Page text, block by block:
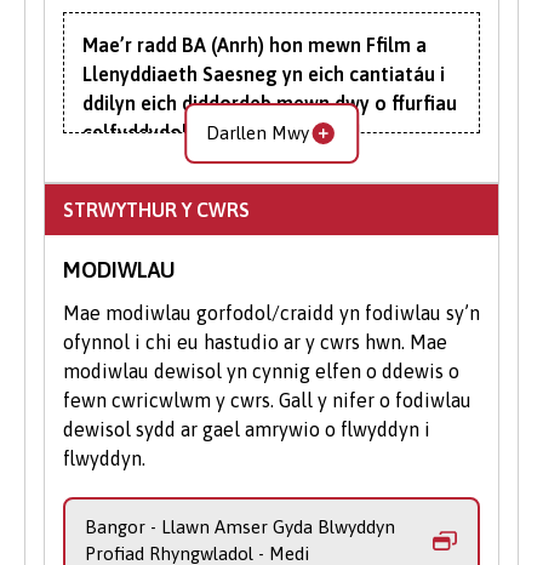
helpu.
Gwnewch Gais Ar-lein: Cyflwynwch
eich cais trwy ein porth ar-lein gan na
allwch wneud cais trwy UCAS i
astudio'n rhan amser.
Mae’r radd BA (Anrh) hon mewn Ffilm a
Llenyddiaeth Saesneg yn eich cantiatáu i
ddilyn eich diddordeb mewn dwy o ffurfiau
celfyddydol mwyaf poblogaidd
cymdeithas.
Cewch eich ysbrydoli gan y ffyrdd pwerus y
meddyliau, teimladau, emosiynau, a
chymdeithas yn gyffredinol. Yn ganolog i'r
radd drawsddisgyblaethol hon mae
datblygu eich dealltwriaeth a'ch
ymwybyddiaeth o bosibiliadau cyfoethog
ffilm a llenyddiaeth wrth eu rhoi mewn
deialog.
Mewn Llenyddiaeth, ochr yn ochr â’r
Clasuron, gallwch astudio genres fel
Gothig, ffuglen i blant, neu lenyddiaeth
Darllen Mwy
STRWYTHUR Y CWRS
MODIWLAU
Mae modiwlau gorfodol/craidd yn fodiwlau sy’n
ofynnol i chi eu hastudio ar y cwrs hwn. Mae
modiwlau dewisol yn cynnig elfen o ddewis o
fewn cwricwlwm y cwrs. Gall y nifer o fodiwlau
dewisol sydd ar gael amrywio o flwyddyn i
flwyddyn.
Bangor - Llawn Amser Gyda Blwyddyn
Profiad Rhyngwladol - Medi